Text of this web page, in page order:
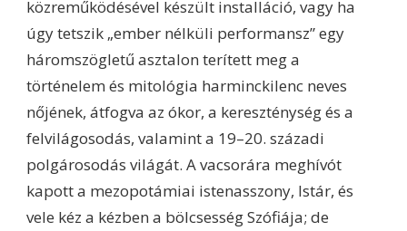
közreműködésével készült installáció, vagy ha
úgy tetszik „ember nélküli performansz” egy
háromszögletű asztalon terített meg a
történelem és mitológia harminckilenc neves
nőjének, átfogva az ókor, a kereszténység és a
felvilágosodás, valamint a 19–20. századi
polgárosodás világát. A vacsorára meghívót
kapott a mezopotámiai istenasszony, Istár, és
vele kéz a kézben a bölcsesség Szófiája; de